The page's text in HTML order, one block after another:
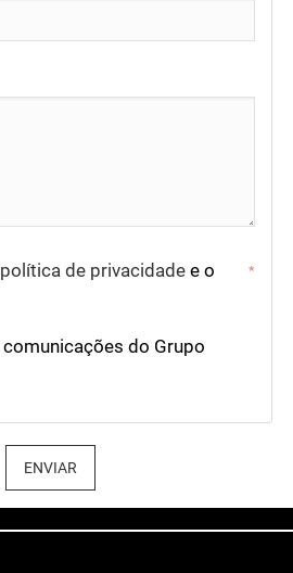
política de privacidade e o
*
do Grupo
ENVIAR